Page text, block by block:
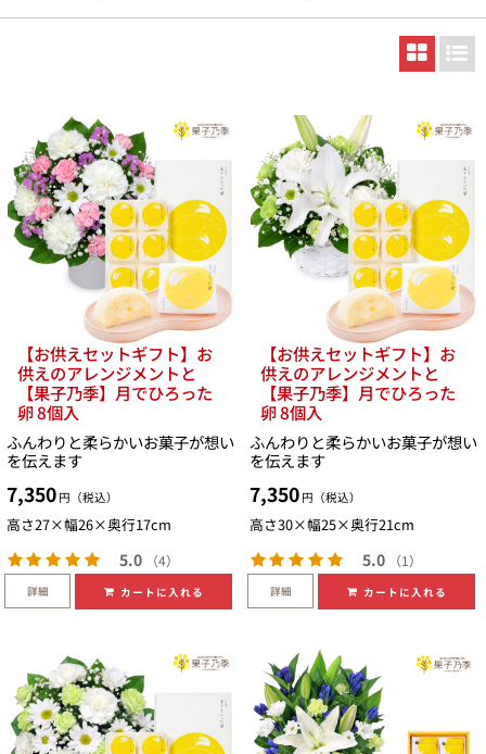
【お供えセットギフト】お
供えのアレンジメントと
【果子乃季】月でひろった
卵 8個入
ふんわりと柔らかいお菓子が想い
を伝えます
7,350 円（税込）
高さ27×幅26×奥行17cm
5.0 （4）
詳細 カートに入れる
【お供えセットギフト】お
供えのアレンジメントと
【果子乃季】月でひろった
卵 8個入
ふんわりと柔らかいお菓子が想い
を伝えます
7,350 円（税込）
高さ30×幅25×奥行21cm
5.0 （1）
詳細 カートに入れる